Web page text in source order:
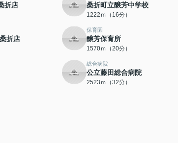
折店 桑折町立醸芳中学校
1222ｍ（16分）
折店
保育園
醸芳保育所
1570ｍ（20分）
総合病院
公立藤田総合病院
2523ｍ（32分）